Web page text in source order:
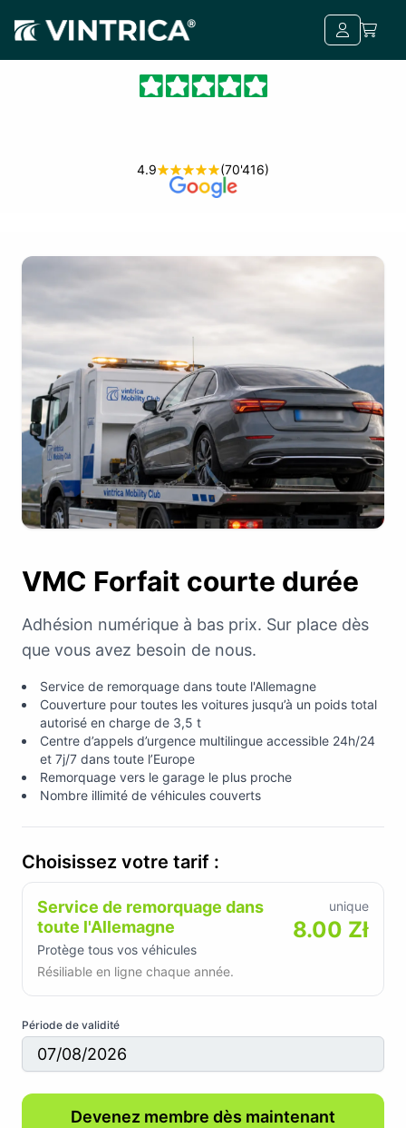
4.9 (70'416)
VMC Forfait courte durée
Adhésion numérique à bas prix. Sur place dès
que vous avez besoin de nous.
Service de remorquage dans toute l'Allemagne
Couverture pour toutes les voitures jusqu’à un poids total
autorisé en charge de 3,5 t
Centre d’appels d’urgence multilingue accessible 24h/24
et 7j/7 dans toute l’Europe
Remorquage vers le garage le plus proche
Nombre illimité de véhicules couverts
Choisissez votre tarif :
Service de remorquage dans
toute l'Allemagne
Protège tous vos véhicules
Résiliable en ligne chaque année.
unique
8.00 Zł
Période de validité
Devenez membre dès maintenant